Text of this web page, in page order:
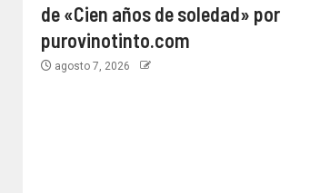
de «Cien años de soledad» por
purovinotinto.com
agosto 7, 2026